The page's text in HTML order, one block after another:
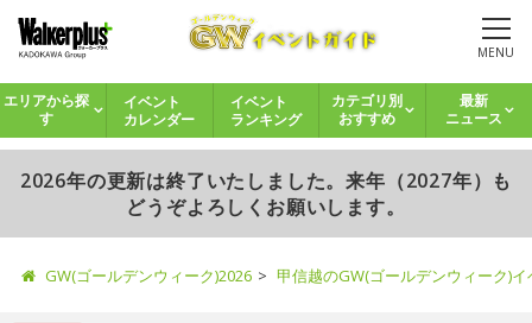
MENU
エリアから探
す
イベント
カレンダー
イベント
ランキング
カテゴリ別
おすすめ
最新
ニュース
2026年の更新は終了いたしました。来年（2027年）も
どうぞよろしくお願いします。
GW(ゴールデンウィーク)2026 甲信越のGW(ゴールデンウィーク)